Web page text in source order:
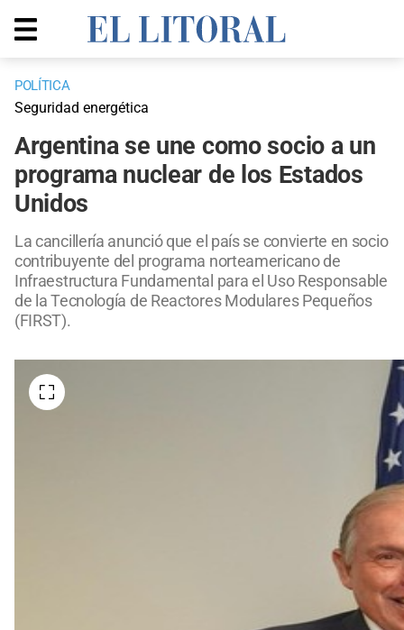
POLÍTICA
Seguridad energética
Argentina se une como socio a un
programa nuclear de los Estados
Unidos
La cancillería anunció que el país se convierte en socio
contribuyente del programa norteamericano de
Infraestructura Fundamental para el Uso Responsable
de la Tecnología de Reactores Modulares Pequeños
(FIRST).